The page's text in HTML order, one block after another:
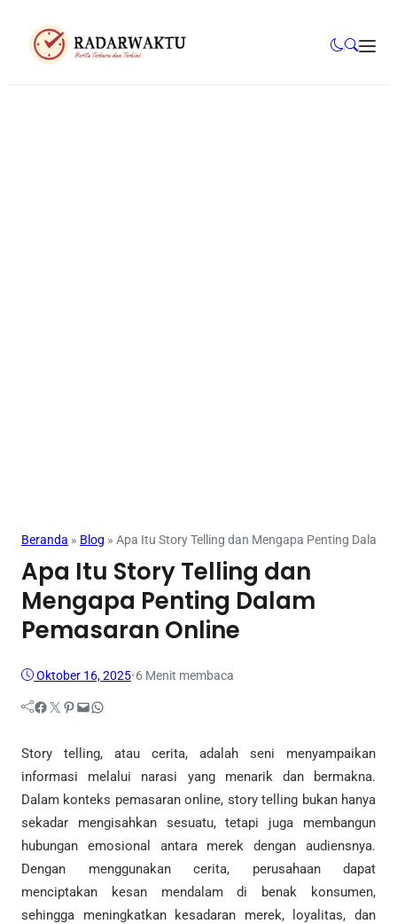
Beranda » Blog » Apa Itu Story Telling dan Mengapa Penting Dalam
Apa Itu Story Telling dan
Mengapa Penting Dalam
Pemasaran Online
Oktober 16, 2025•6 Menit membaca
Facebook Twitter Pinterest Mail WhatsApp
Story telling, atau cerita, adalah seni menyampaikan
informasi melalui narasi yang menarik dan bermakna.
Dalam konteks pemasaran online, story telling bukan hanya
sekadar mengisahkan sesuatu, tetapi juga membangun
hubungan emosional antara merek dengan audiensnya.
Dengan menggunakan cerita, perusahaan dapat
menciptakan kesan mendalam di benak konsumen,
sehingga meningkatkan kesadaran merek, loyalitas, dan